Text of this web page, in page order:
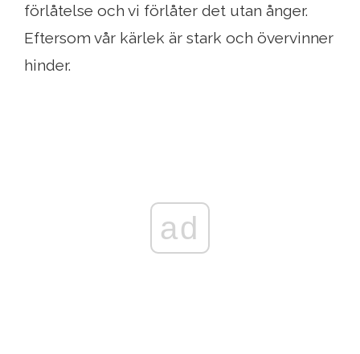
förlåtelse och vi förlåter det utan ånger.
Eftersom vår kärlek är stark och övervinner
hinder.
ad